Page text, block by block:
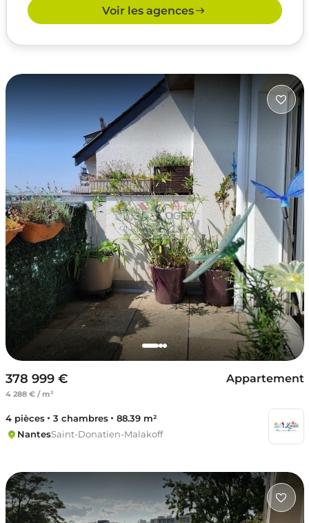
Voir les agences
378 999 €
4 288 € / m²
Appartement
4 pièces 3 chambres
88.39 m²
NantesSaint-Donatien-Malakoff